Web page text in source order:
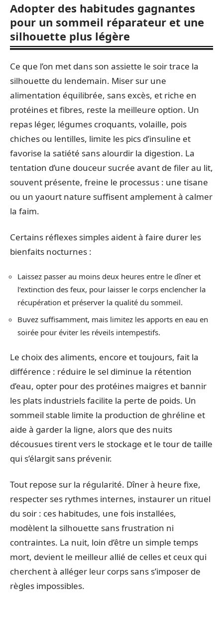
Adopter des habitudes gagnantes
pour un sommeil réparateur et une
silhouette plus légère
Ce que l’on met dans son assiette le soir trace la
silhouette du lendemain. Miser sur une
alimentation équilibrée, sans excès, et riche en
protéines et fibres, reste la meilleure option. Un
repas léger, légumes croquants, volaille, pois
chiches ou lentilles, limite les pics d’insuline et
favorise la satiété sans alourdir la digestion. La
tentation d’une douceur sucrée avant de filer au lit,
souvent présente, freine le processus : une tisane
ou un yaourt nature suffisent amplement à calmer
la faim.
Certains réflexes simples aident à faire durer les
bienfaits nocturnes :
Laissez passer au moins deux heures entre le dîner et
l’extinction des feux, pour laisser le corps enclencher la
récupération et préserver la qualité du sommeil.
Buvez suffisamment, mais limitez les apports en eau en
soirée pour éviter les réveils intempestifs.
Le choix des aliments, encore et toujours, fait la
différence : réduire le sel diminue la rétention
d’eau, opter pour des protéines maigres et bannir
les plats industriels facilite la perte de poids. Un
sommeil stable limite la production de ghréline et
aide à garder la ligne, alors que des nuits
décousues tirent vers le stockage et le tour de taille
qui s’élargit sans prévenir.
Tout repose sur la régularité. Dîner à heure fixe,
respecter ses rythmes internes, instaurer un rituel
du soir : ces habitudes, une fois installées,
modèlent la silhouette sans frustration ni
contraintes. La nuit, loin d’être un simple temps
mort, devient le meilleur allié de celles et ceux qui
cherchent à alléger leur corps sans s’imposer de
règles impossibles.